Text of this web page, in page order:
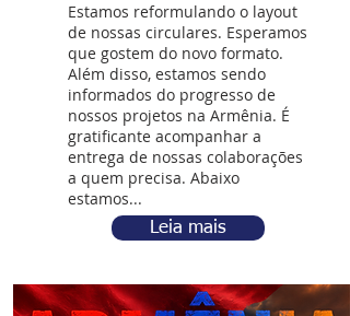
Estamos reformulando o layout
de nossas circulares. Esperamos
que gostem do novo formato.
Além disso, estamos sendo
informados do progresso de
nossos projetos na Armênia. É
gratificante acompanhar a
entrega de nossas colaborações
a quem precisa. Abaixo
estamos...
Leia mais